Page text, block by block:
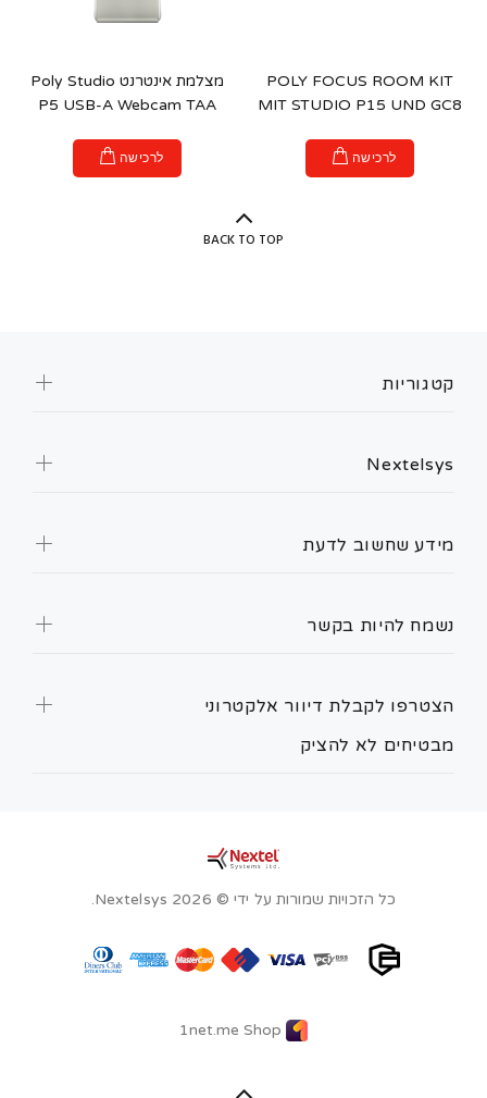
מצלמת אינטרנט Poly Studio
P5 USB-A Webcam TAA
לרכישה
POLY FOCUS ROOM KIT
MIT STUDIO P15 UND GC8
לרכישה
BACK TO TOP
הצטרפו לקבלת דיוור אלקטרוני
מבטיחים לא להציק
קטגוריות
Nextelsys
מידע שחשוב לדעת
נשמח להיות בקשר
כל הזכויות שמורות על ידי © Nextelsys 2026.
1net.me Shop